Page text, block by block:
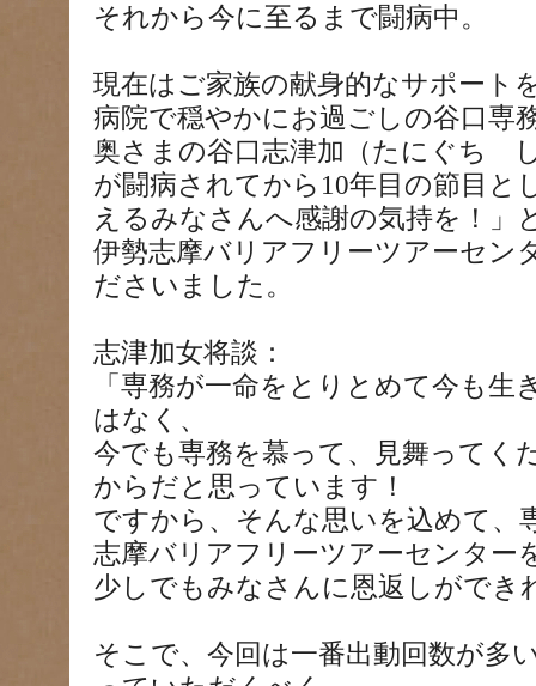
それから今に至るまで闘病中。
現在はご家族の献身的なサポート
病院で穏やかにお過ごしの谷口専
奥さまの谷口志津加（たにぐち
が闘病されてから10年目の節目と
えるみなさんへ感謝の気持を！」
伊勢志摩バリアフリーツアーセン
ださいました。
志津加女将談：
「専務が一命をとりとめて今も
はなく、
今でも専務を慕って、見舞ってく
からだと思っています！
ですから、そんな思いを込めて、
志摩バリアフリーツアーセンター
少しでもみなさんに恩返しがで
そこで、今回は一番出動回数が多